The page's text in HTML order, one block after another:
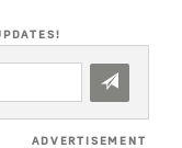
ADVERTISEMENT